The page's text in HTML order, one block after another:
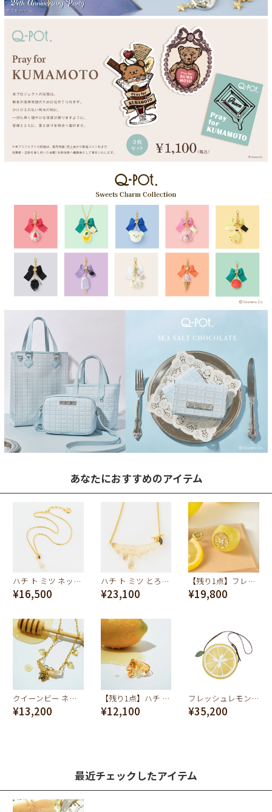
あなたにおすすめのアイテム
ハチ ト ミツ ネックレス【スペシャルパッケージつき】
¥16,500
ハチ ト ミツ とろ～り ネックレス【スペシャルパッケージつき】
¥23,100
【残り1点】フレッシュレモン リング
¥19,800
クイーンビー ネックレス
¥13,200
【残り1点】ハチ ト ミツ トロ～リ リング【スペシャルパッケージつき】
¥12,100
フレッシュレモン ポシェット
¥35,200
最近チェックしたアイテム